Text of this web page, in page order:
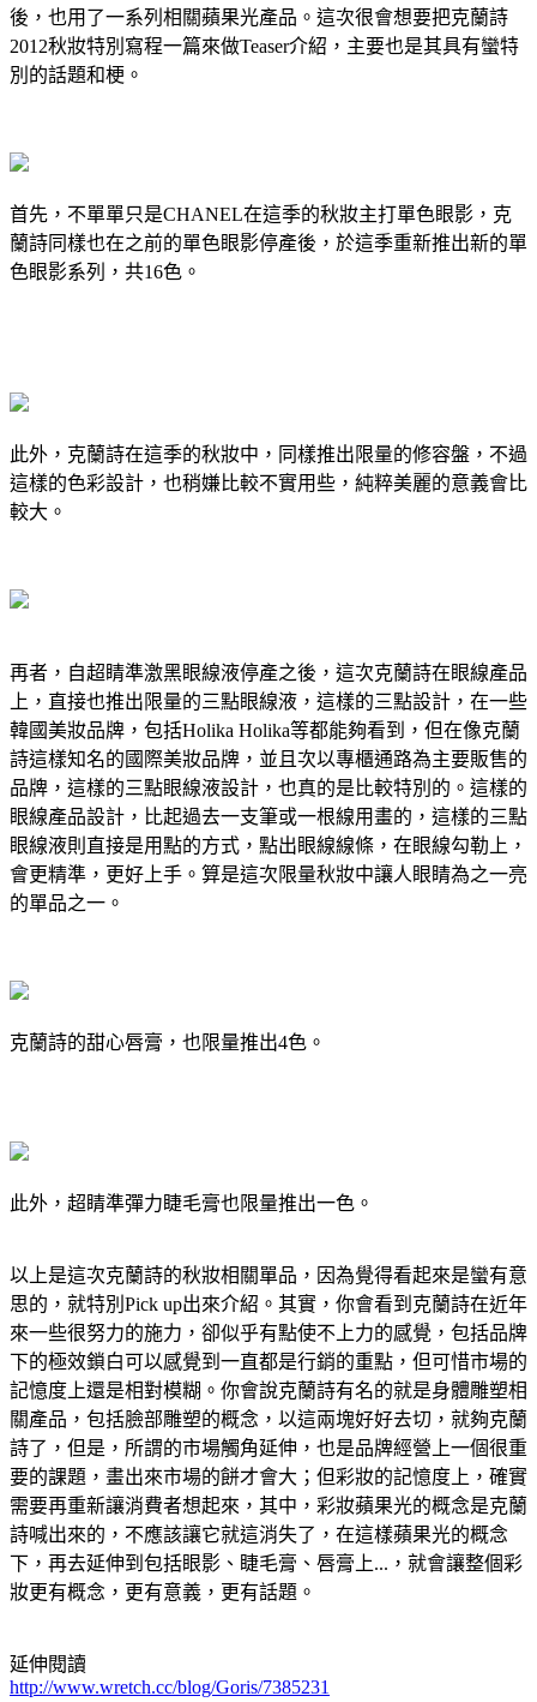
後，也用了一系列相關蘋果光產品。這次很會想要把克蘭詩
2012秋妝特別寫程一篇來做Teaser介紹，主要也是其具有蠻特
別的話題和梗。
首先，不單單只是CHANEL在這季的秋妝主打單色眼影，克
蘭詩同樣也在之前的單色眼影停產後，於這季重新推出新的單
色眼影系列，共16色。
此外，克蘭詩在這季的秋妝中，同樣推出限量的修容盤，不過
這樣的色彩設計，也稍嫌比較不實用些，純粹美麗的意義會比
較大。
再者，自超睛準激黑眼線液停產之後，這次克蘭詩在眼線產品
上，直接也推出限量的三點眼線液，這樣的三點設計，在一些
韓國美妝品牌，包括Holika Holika等都能夠看到，但在像克蘭
詩這樣知名的國際美妝品牌，並且次以專櫃通路為主要販售的
品牌，這樣的三點眼線液設計，也真的是比較特別的。這樣的
眼線產品設計，比起過去一支筆或一根線用畫的，這樣的三點
眼線液則直接是用點的方式，點出眼線線條，在眼線勾勒上，
會更精準，更好上手。算是這次限量秋妝中讓人眼睛為之一亮
的單品之一。
克蘭詩的甜心唇膏，也限量推出4色。
此外，超睛準彈力睫毛膏也限量推出一色。
以上是這次克蘭詩的秋妝相關單品，因為覺得看起來是蠻有意
思的，就特別Pick up出來介紹。其實，你會看到克蘭詩在近年
來一些很努力的施力，卻似乎有點使不上力的感覺，包括品牌
下的極效鎖白可以感覺到一直都是行銷的重點，但可惜市場的
記憶度上還是相對模糊。你會說克蘭詩有名的就是身體雕塑相
關產品，包括臉部雕塑的概念，以這兩塊好好去切，就夠克蘭
詩了，但是，所謂的市場觸角延伸，也是品牌經營上一個很重
要的課題，畫出來市場的餅才會大；但彩妝的記憶度上，確實
需要再重新讓消費者想起來，其中，彩妝蘋果光的概念是克蘭
詩喊出來的，不應該讓它就這消失了，在這樣蘋果光的概念
下，再去延伸到包括眼影、睫毛膏、唇膏上...，就會讓整個彩
妝更有概念，更有意義，更有話題。
延伸閱讀
http://www.wretch.cc/blog/Goris/7385231